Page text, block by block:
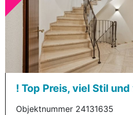
! Top Preis, viel Stil
Objektnummer 24131635